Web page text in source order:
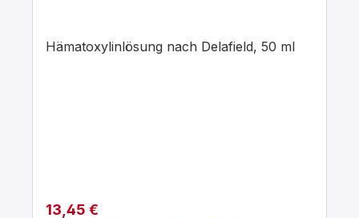
Hämatoxylinlösung nach Delafield, 50 ml
Regulärer Preis:
13,45 €